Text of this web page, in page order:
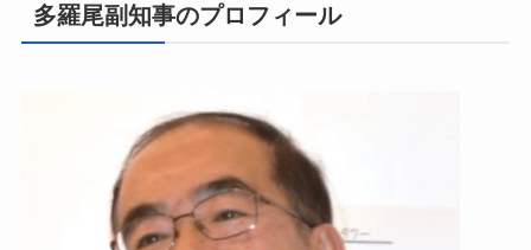
多羅尾副知事のプロフィール